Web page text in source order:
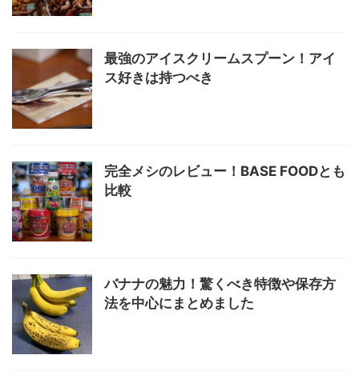
最強のアイスクリームスプーン！アイ
ス好きは持つべき
完全メシのレビュー！BASE FOODとも
比較
バナナの魅力！驚くべき特徴や保存方
法を中心にまとめました